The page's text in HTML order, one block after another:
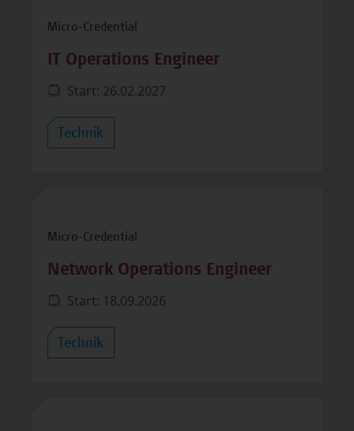
Micro-Credential
IT Operations Engineer
Start: 26.02.2027
Technik
Micro-Credential
Network Operations Engineer
Start: 18.09.2026
Technik